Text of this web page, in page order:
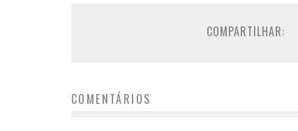
COMPARTILHAR:
COMENTÁRIOS